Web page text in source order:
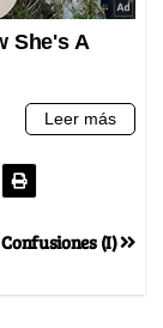
Confusiones (I)